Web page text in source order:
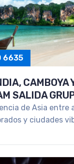
6635
CAMBOYA
SALIDA
de Asia entre
y ciudades